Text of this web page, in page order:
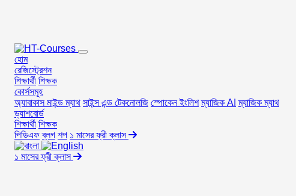
হোম
রেজিস্ট্রেশন
শিক্ষার্থী শিক্ষক
কোর্সসমূহ
অ্যাবাকাস মাইন্ড ম্যাথ সাইন্স এন্ড টেকনোলজি স্পোকেন ইংলিশ ম্যাজিক AI ম্যাজিক ম্যাথ
ড্যাশবোর্ড
শিক্ষার্থী শিক্ষক
পিডিএফ ব্লগ শপ ১ মাসের ফ্রী ক্লাস
১ মাসের ফ্রী ক্লাস